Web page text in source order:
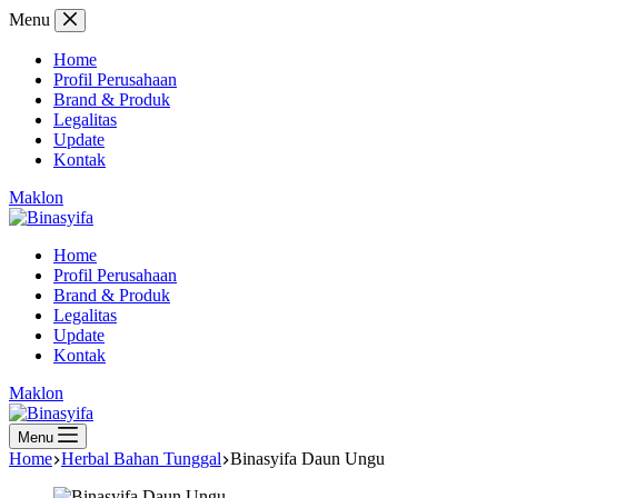
Skip
content
Menu
Home
Profil Perusahaan
Brand & Produk
Legalitas
Update
Kontak
Maklon
Home
Profil Perusahaan
Brand & Produk
Legalitas
Update
Kontak
Maklon
Menu
Home Herbal Bahan Tunggal Binasyifa Daun Ungu